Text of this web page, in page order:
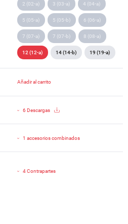
2 (02-a) 3 (03-a) 4 (04-a)
5 (05-a) 5 (05-b) 6 (06-a)
7 (07-a) 7 (07-b) 8 (08-a)
12 (12-a) 14 (14-b) 19 (19-a)
Añadir al carrito
6 Descargas
1 accesorios combinados
4 Contrapartes